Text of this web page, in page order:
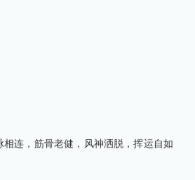
连，筋骨老健，风神洒脱，挥运自如